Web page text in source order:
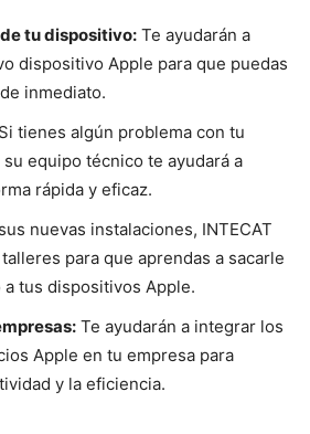
tu dispositivo: Te ayudarán a
dispositivo Apple para que puedas
inmediato.
Si tienes algún problema con tu
equipo técnico te ayudará a
rápida y eficaz.
nuevas instalaciones, INTECAT
para que aprendas a sacarle
tus dispositivos Apple.
Te ayudarán a integrar los
Apple en tu empresa para
y la eficiencia.